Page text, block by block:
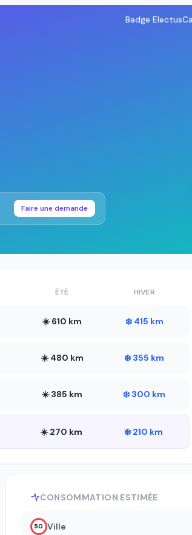
Badge Electus
Faire une demande
ÉTÉ HIVER
☀️ 610 km ❄️ 415 km
☀️ 480 km ❄️ 355 km
☀️ 385 km ❄️ 300 km
☀️ 270 km ❄️ 210 km
CONSOMMATION ESTIMÉE
50 Ville